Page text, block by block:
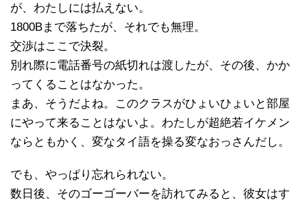
が、わたしには払えない。
1800Bまで落ちたが、それでも無理。
交渉はここで決裂。
別れ際に電話番号の紙切れは渡したが、その後、かか
ってくることはなかった。
まあ、そうだよね。このクラスがひょいひょいと部屋
にやって来ることはないよ。わたしが超絶若イケメン
ならともかく、変なタイ語を操る変なおっさんだし。
でも、やっぱり忘れられない。
数日後、そのゴーゴーバーを訪れてみると、彼女はす